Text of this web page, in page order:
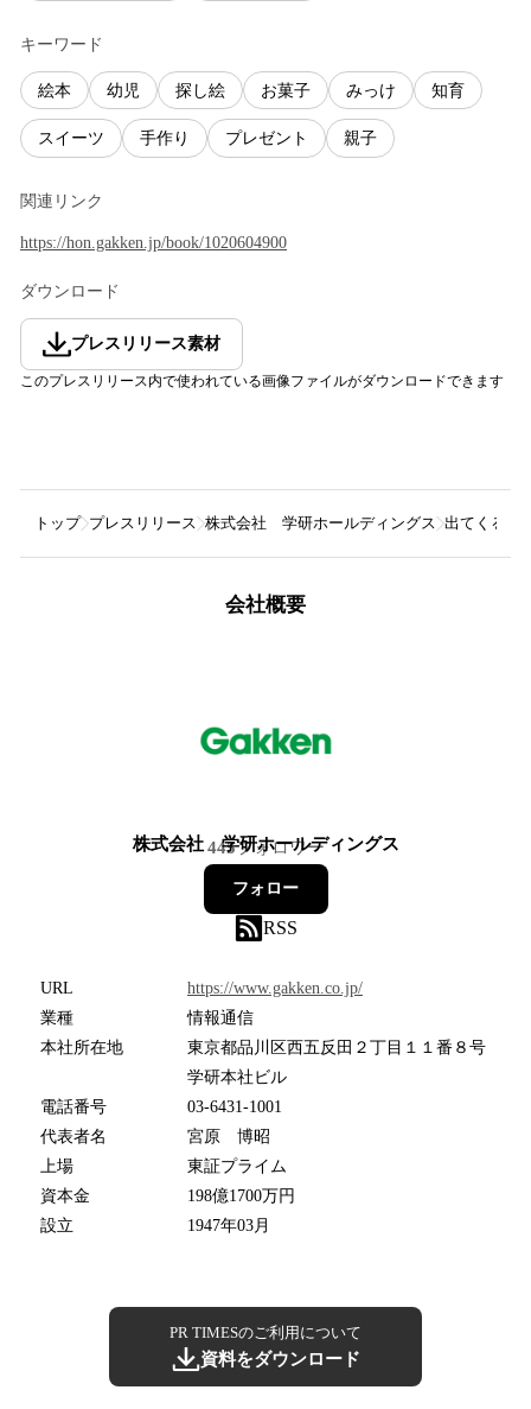
キーワード
絵本 幼児 探し絵 お菓子 みっけ 知育
スイーツ 手作り プレゼント 親子
関連リンク
https://hon.gakken.jp/book/1020604900
ダウンロード
プレスリリース素材
このプレスリリース内で使われている画像ファイルがダウンロードできます
トップ プレスリリース 株式会社 学研ホールディングス 出てくるお
会社概要
株式会社 学研ホールディングス
445フォロワー
フォロー
RSS
URL
https://www.gakken.co.jp/
業種
情報通信
本社所在地
東京都品川区西五反田２丁目１１番８号
学研本社ビル
電話番号
03-6431-1001
代表者名
宮原 博昭
上場
東証プライム
資本金
198億1700万円
設立
1947年03月
PR TIMESのご利用について
資料をダウンロード